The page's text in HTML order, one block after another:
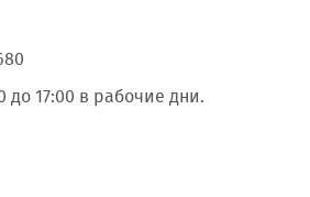
до 17:00 в рабочие дни.